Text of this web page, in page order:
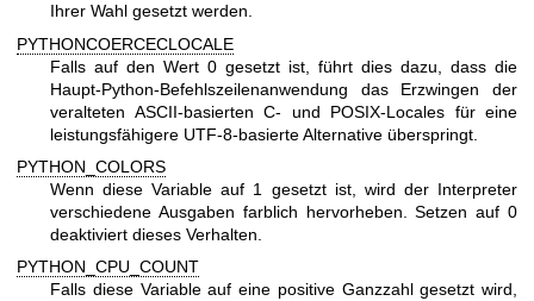
Ihrer Wahl gesetzt werden.
PYTHONCOERCECLOCALE
Falls auf den Wert 0 gesetzt ist, führt dies dazu, dass die
Haupt-Python-Befehlszeilenanwendung das Erzwingen der
veralteten ASCII-basierten C- und POSIX-Locales für eine
leistungsfähigere UTF-8-basierte Alternative überspringt.
PYTHON_COLORS
Wenn diese Variable auf 1 gesetzt ist, wird der Interpreter
verschiedene Ausgaben farblich hervorheben. Setzen auf 0
deaktiviert dieses Verhalten.
PYTHON_CPU_COUNT
Falls diese Variable auf eine positive Ganzzahl gesetzt wird,